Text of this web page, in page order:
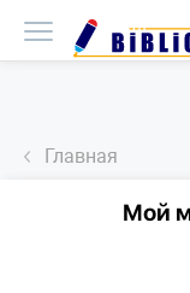
Главная
Мой